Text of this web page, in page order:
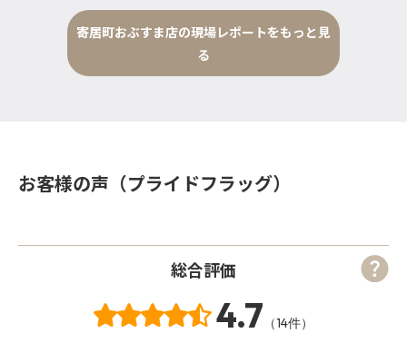
寄居町おぶすま店の現場レポートをもっと見
る
お客様の声（プライドフラッグ）
総合評価
4.7 （14件）